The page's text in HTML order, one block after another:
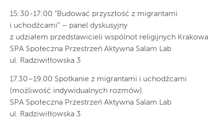
15:30-17:00 “Budować przyszłość z migrantami
i uchodźcami” – panel dyskusyjny
z udziałem przedstawicieli wspólnot religijnych Krakowa
SPA Społeczna Przestrzeń Aktywna Salam Lab
ul. Radziwiłłowska 3
17.30–19.00 Spotkanie z migrantami i uchodźcami
(możliwość indywidualnych rozmów)
SPA Społeczna Przestrzeń Aktywna Salam Lab
ul. Radziwiłłowska 3